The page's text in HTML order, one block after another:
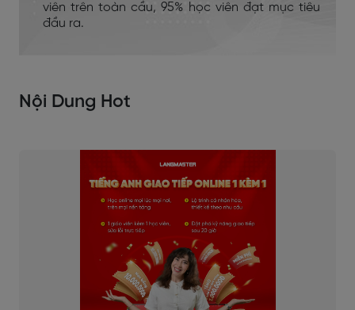
viên trên toàn cầu, 95% học viên đạt mục tiêu
đầu ra.
Nội Dung Hot